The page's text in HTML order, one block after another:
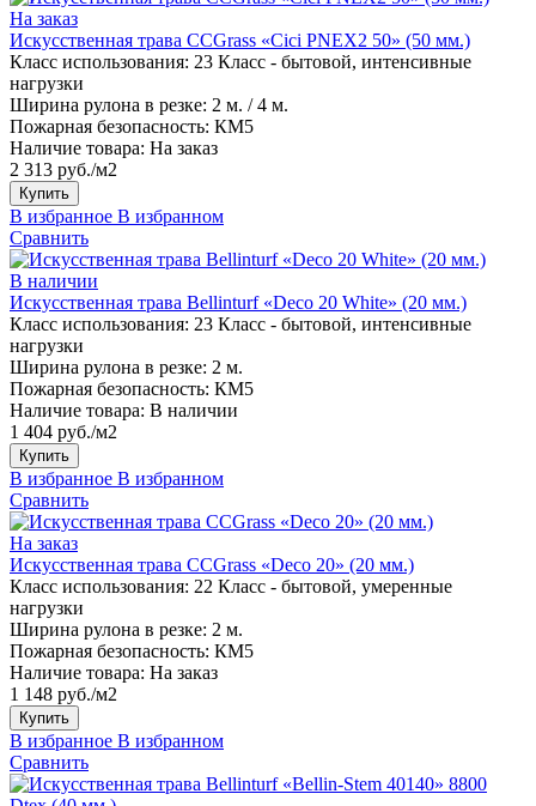
На заказ
Искусственная трава CCGrass «Cici PNEX2 50» (50 мм.)
Класс использования: 23 Класс - бытовой, интенсивные
нагрузки
Ширина рулона в резке: 2 м. / 4 м.
Пожарная безопасность: КМ5
Наличие товара: На заказ
2 313 руб./м2
Купить
В избранное В избранном
Сравнить
В наличии
Искусственная трава Bellinturf «Deco 20 White» (20 мм.)
Класс использования: 23 Класс - бытовой, интенсивные
нагрузки
Ширина рулона в резке: 2 м.
Пожарная безопасность: КМ5
Наличие товара: В наличии
1 404 руб./м2
Купить
В избранное В избранном
Сравнить
На заказ
Искусственная трава CCGrass «Deco 20» (20 мм.)
Класс использования: 22 Класс - бытовой, умеренные
нагрузки
Ширина рулона в резке: 2 м.
Пожарная безопасность: КМ5
Наличие товара: На заказ
1 148 руб./м2
Купить
В избранное В избранном
Сравнить